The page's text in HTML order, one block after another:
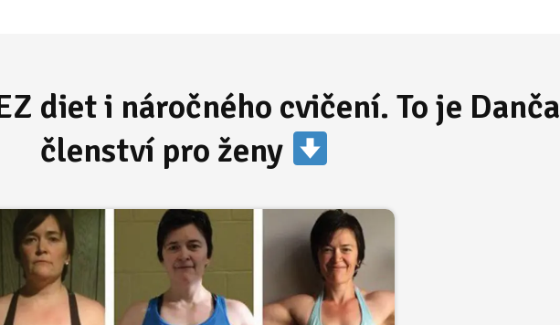
diet i náročného cvičení. To je Danča
členství pro ženy